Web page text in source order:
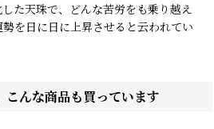
た天珠で、どんな苦労をも乗り越え
を日に日に上昇させると云われてい
こんな商品も買っています